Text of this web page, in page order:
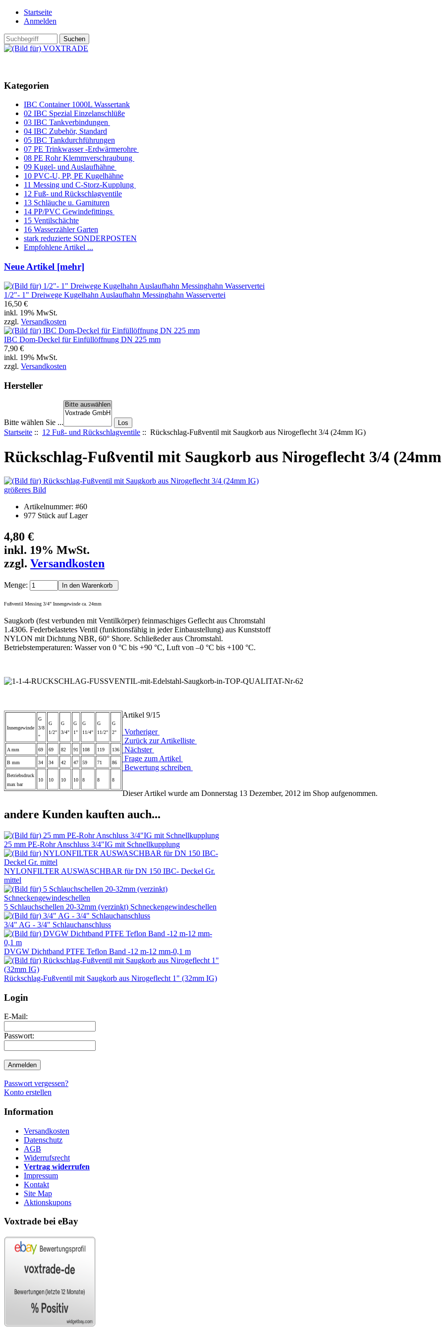
Startseite
Anmelden
Kategorien
IBC Container 1000L Wassertank
02 IBC Spezial Einzelanschlüße
03 IBC Tankverbindungen
04 IBC Zubehör, Standard
05 IBC Tankdurchführungen
07 PE Trinkwasser -Erdwärmerohre
08 PE Rohr Klemmverschraubung
09 Kugel- und Auslaufhähne
10 PVC-U, PP, PE Kugelhähne
11 Messing und C-Storz-Kupplung
12 Fuß- und Rückschlagventile
13 Schläuche u. Garnituren
14 PP/PVC Gewindefittings
15 Ventilschächte
16 Wasserzähler Garten
stark reduzierte SONDERPOSTEN
Empfohlene Artikel ...
Neue Artikel [mehr]
1/2"- 1" Dreiwege Kugelhahn Auslaufhahn Messinghahn Wasservertei
16,50 €
inkl. 19% MwSt.
zzgl. Versandkosten
IBC Dom-Deckel für Einfüllöffnung DN 225 mm
7,90 €
inkl. 19% MwSt.
zzgl. Versandkosten
Hersteller
Bitte wählen Sie ...
Startseite :: 12 Fuß- und Rückschlagventile :: Rückschlag-Fußventil mit Saugkorb aus Nirogeflecht 3/4 (24mm IG)
Rückschlag-Fußventil mit Saugkorb aus Nirogeflecht 3/4
größeres Bild
Artikelnummer: #60
977 Stück auf Lager
4,80 €
inkl. 19% MwSt.
zzgl. Versandkosten
Menge:
Fußventil Messing 3/4" Innengewinde ca. 24mm
Saugkorb (fest verbunden mit Ventilkörper) feinmaschiges Geflecht aus Chromstahl
1.4306. Federbelastetes Ventil (funktionsfähig in jeder Einbaustellung) aus Kunststoff
NYLON mit Dichtung NBR, 60° Shore. Schließeder aus Chromstahl.
Betriebstemperaturen: Wasser von 0 °C bis +90 °C, Luft von –0 °C bis +100 °C.
Innengewinde
G
3/8
"
G
1/2"
G
3/4"
G
1"
G
11/4"
G
11/2"
G
2"
A mm 69 69 82 91 108 119 136
B mm 34 34 42 47 59 71 86
Betriebsdruck
max bar
10 10 10 10 8 8 8
Artikel 9/15
Vorheriger
Zurück zur Artikelliste
Nächster
Frage zum Artikel
Bewertung schreiben
Dieser Artikel wurde am Donnerstag 13 Dezember, 2012 im Shop aufgenommen.
andere Kunden kauften auch...
25 mm PE-Rohr Anschluss 3/4"IG mit Schnellkupplung
NYLONFILTER AUSWASCHBAR für DN 150 IBC- Deckel Gr.
mittel
5 Schlauchschellen 20-32mm (verzinkt) Schneckengewindeschellen
3/4" AG - 3/4" Schlauchanschluss
DVGW Dichtband PTFE Teflon Band -12 m-12 mm-0,1 m
Rückschlag-Fußventil mit Saugkorb aus Nirogeflecht 1" (32mm IG)
Login
E-Mail:
Passwort:
Passwort vergessen?
Konto erstellen
Information
Versandkosten
Datenschutz
AGB
Widerrufsrecht
Vertrag widerrufen
Impressum
Kontakt
Site Map
Aktionskupons
Voxtrade bei eBay